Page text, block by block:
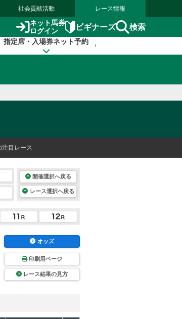
社会貢献活動 レース情報
ネット馬券
ログイン
ビギナーズ 検索
指定席・入場券ネット予約
注目レース
開催選択へ戻る
レース選択へ戻る
オッズ
印刷用ページ
レース結果の見方